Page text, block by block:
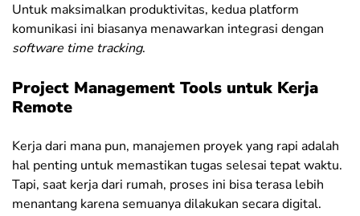
Untuk maksimalkan produktivitas, kedua platform
komunikasi ini biasanya menawarkan integrasi dengan
software time tracking.
Project Management Tools untuk Kerja
Remote
Kerja dari mana pun, manajemen proyek yang rapi adalah
hal penting untuk memastikan tugas selesai tepat waktu.
Tapi, saat kerja dari rumah, proses ini bisa terasa lebih
menantang karena semuanya dilakukan secara digital.